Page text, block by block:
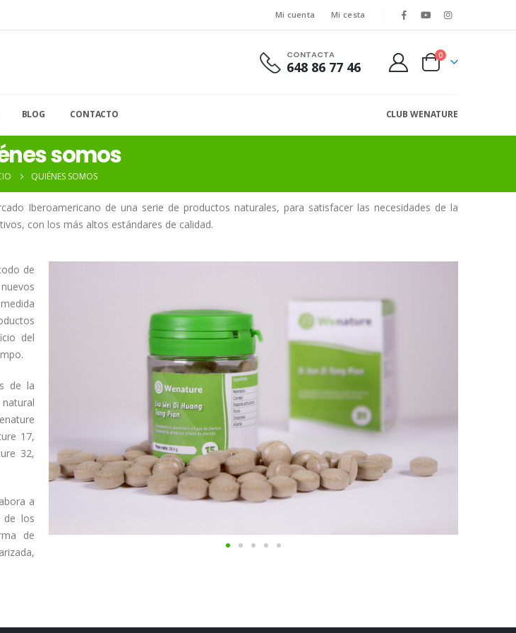
Mi cuenta Mi cesta
CONTACTA
648 86 77 46
0
BLOG CONTACTO CLUB WENATURE
somos
QUIÉNES SOMOS
Iberoamericano de una serie de productos naturales, para satisfacer las necesidades de la
con los más altos estándares de calidad.
de
del
de la
17,
32,
a
de los
de